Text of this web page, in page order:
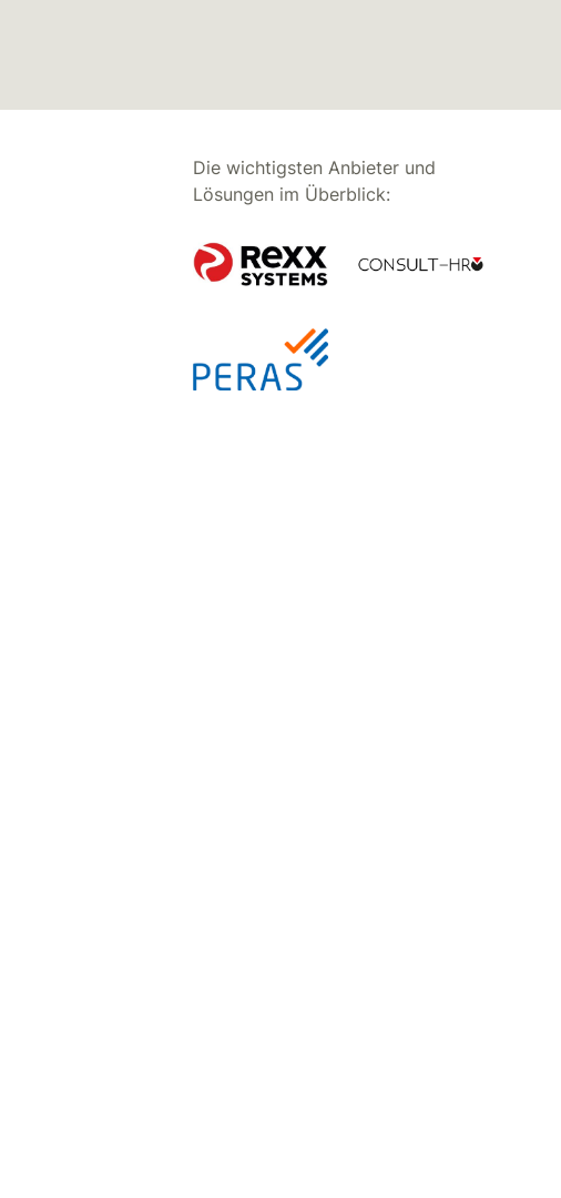
Die wichtigsten Anbieter und
Lösungen im Überblick: